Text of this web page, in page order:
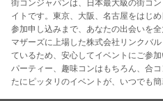
街コンジャパンは、日本最大級の街コ
イトです。東京、大阪、名古屋をはじ
参加申し込みまで、あなたの出会いを
マザーズに上場した株式会社リンクバ
ているため、安心してイベントにご参
パーティー、趣味コンはもちろん、合
たにピッタリのイベントが、いつでも簡